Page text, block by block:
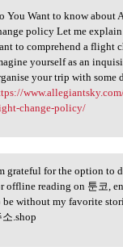
Want to know
You Want to know about
policy Let me
to comprehend a flight
yourself as an
your trip with some
change-policy/
for the
grateful for the option to
offline reading on 툰코,
be without my favorite
소.shop